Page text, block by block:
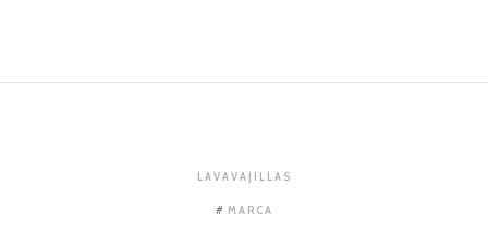
LAVAVAJILLAS
MARCA